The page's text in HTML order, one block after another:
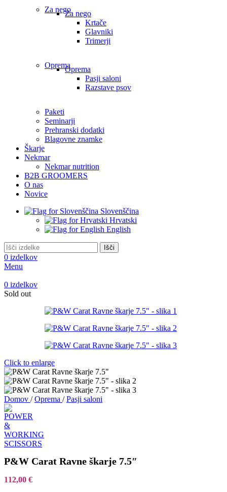
Za negoZa nego
Krtače
Glavniki
Trimerji
OpremaOprema
Pasji saloni
Razstave psov
Paketi
Seminarji
Prehranski dodatki
Blagovne znamke
Škarje
Nekmar
Nekmar nutrition
B2B GROOMERS
O nas
Novice
Slovenščina
Hrvatski
English
Išči
0 izdelkov
Menu
0 izdelkov
Sold out
Click to enlarge
Domov / Oprema / Pasji saloni
P&W Carat Ravne škarje 7.5″
112,00 €